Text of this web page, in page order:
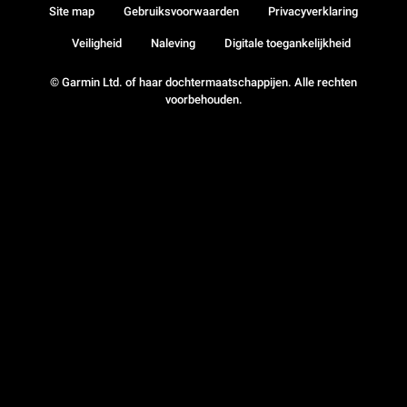
© Garmin Ltd. of haar dochtermaatschappijen. Alle rechten
voorbehouden.
Site map Gebruiksvoorwaarden Privacyverklaring
Veiligheid Naleving Digitale toegankelijkheid